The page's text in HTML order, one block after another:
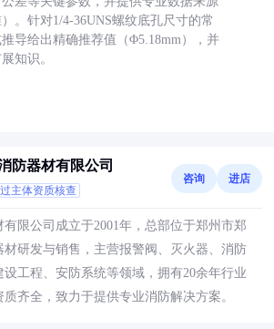
）。针对1/4-36UNS螺纹底孔尺寸的常
导给出精确推荐值（Φ5.18mm），并
知识。
防器材有限公司
主体资质核查
咨询 进店
限公司成立于2001年，总部位于郑州市郑
材研发与销售，主营报警阀、灭火器、消防
工程、安防系统等领域，拥有20余年行业
齐全，致力于提供专业消防解决方案。